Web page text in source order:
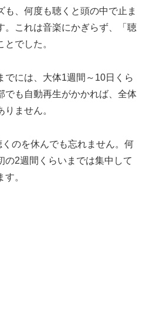
も、何度も聴くと頭の中で止ま
。これは音楽にかぎらず、「聴
でした。
でには、大体1週間～10日くら
でも自動再生がかかれば、全体
ません。
のを休んでも忘れません。何
の2週間くらいまでは集中して
。